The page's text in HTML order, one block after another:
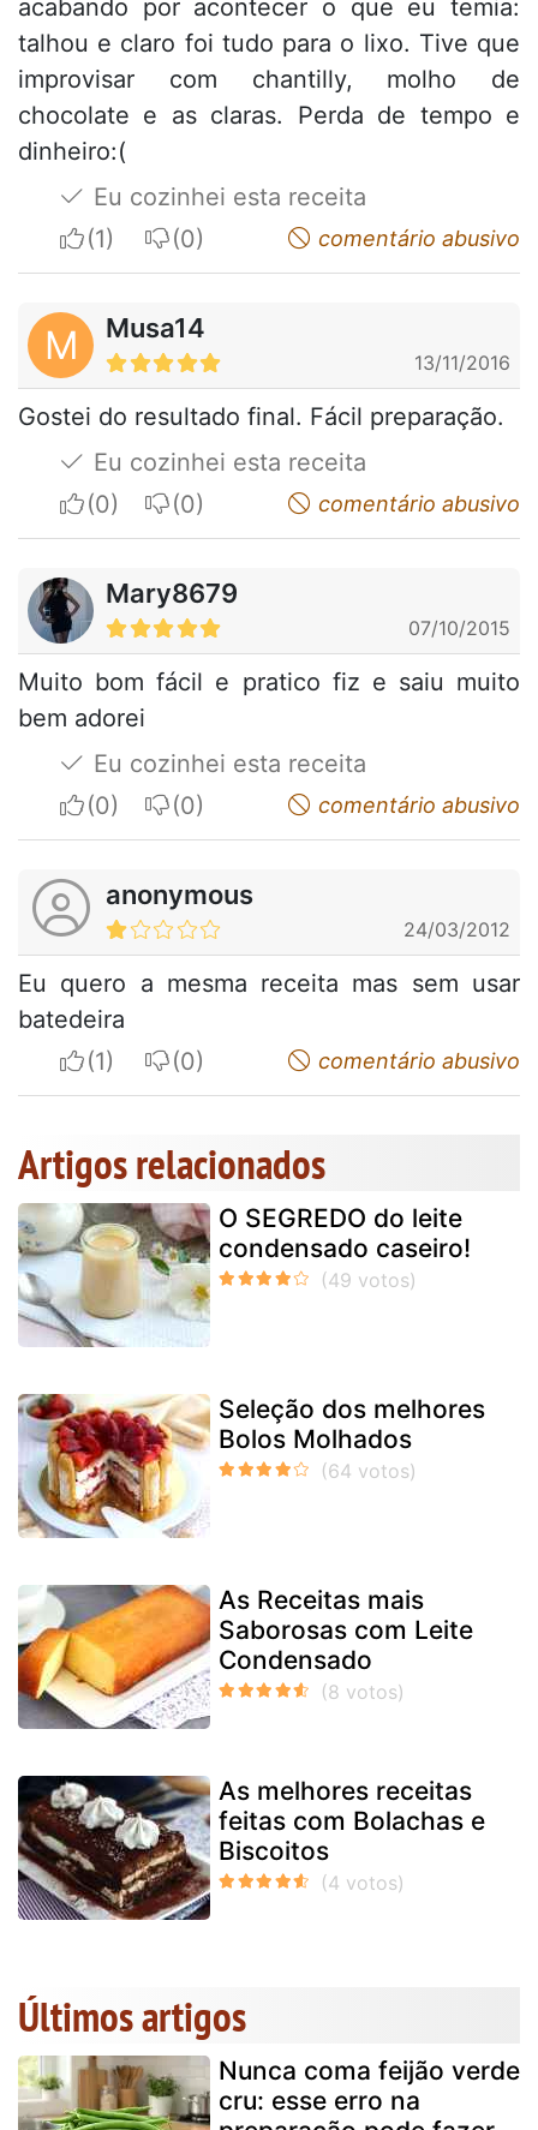
acabando por acontecer o que eu temia:
talhou e claro foi tudo para o lixo. Tive que
improvisar com chantilly, molho de
chocolate e as claras. Perda de tempo e
dinheiro:(
Eu cozinhei esta receita
I apreciateI do not appreciatecomentário abusivo
M Musa14
13/11/2016
Gostei do resultado final. Fácil preparação.
Eu cozinhei esta receita
I apreciateI do not appreciatecomentário abusivo
Mary8679
07/10/2015
Muito bom fácil e pratico fiz e saiu muito
bem adorei
Eu cozinhei esta receita
I apreciateI do not appreciatecomentário abusivo
anonymous
24/03/2012
Eu quero a mesma receita mas sem usar
batedeira
I apreciateI do not appreciatecomentário abusivo
Artigos relacionados
O SEGREDO do leite
condensado caseiro!
Seleção dos melhores
Bolos Molhados
As Receitas mais
Saborosas com Leite
Condensado
As melhores receitas
feitas com Bolachas e
Biscoitos
Últimos artigos
Nunca coma feijão verde
cru: esse erro na